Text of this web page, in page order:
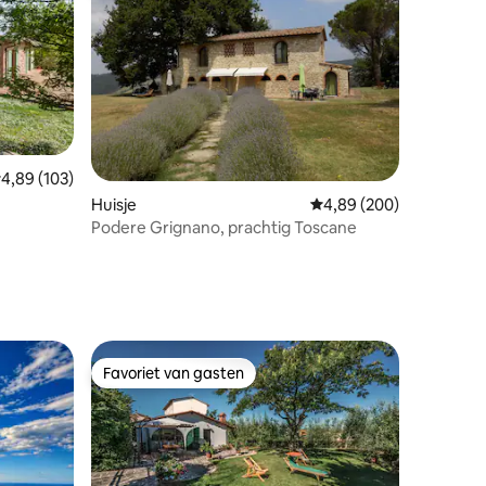
beoordeling van 4,89 op 5, 103 recensies
4,89 (103)
Huisje Gemiddelde
4,89 (200)
Podere Grignano, prachtig Toscane
Favoriet van gasten
Favoriet van gasten